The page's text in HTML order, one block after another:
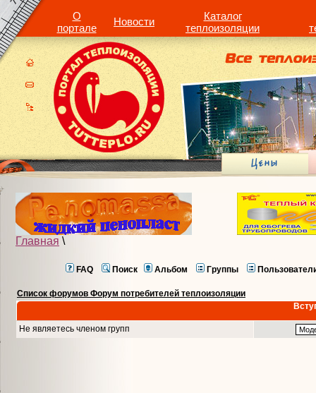
О
портале
Новости
Каталог
теплоизоляции
Главная \
FAQ Поиск Альбом Группы
Список форумов Форум потребителей теплоизоляции
Не являетесь членом групп